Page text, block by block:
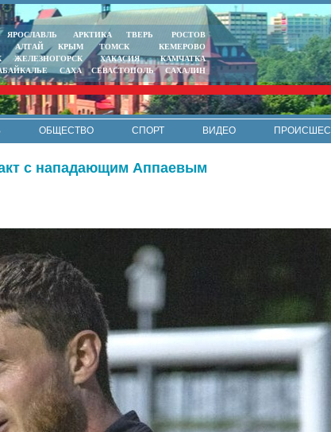
ЯРОСЛАВЛЬ АРКТИКА ТВЕРЬ
РОСТОВ
АЛТАЙ КРЫМ ТОМСК
КЕМЕРОВО
ЖЕЛЕЗНОГОРСК ХАКАСИЯ
КАМЧАТКА
САХА СЕВАСТОПОЛЬ САХАЛИН
ОБЩЕСТВО СПОРТ ВИДЕО
с нападающим Аппаевым